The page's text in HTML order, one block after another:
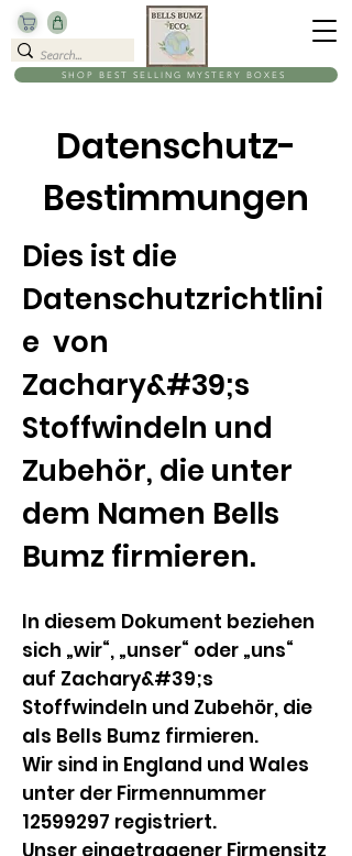
SHOP BEST SELLING MYSTERY BOXES
Datenschutz-
Bestimmungen
Dies ist die
Datenschutzrichtlini
e von
Zachary&#39;s
Stoffwindeln und
Zubehör, die unter
dem Namen Bells
Bumz firmieren.
In diesem Dokument beziehen
sich „wir“, „unser“ oder „uns“
auf Zachary&#39;s
Stoffwindeln und Zubehör, die
als Bells Bumz firmieren.
Wir sind in England und Wales
unter der Firmennummer
12599297 registriert.
Unser eingetragener Firmensitz